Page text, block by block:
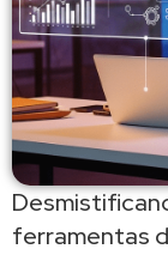
ferramentas